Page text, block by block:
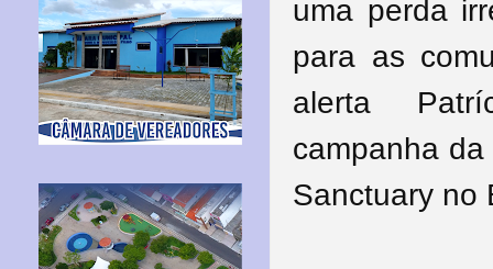
uma perda
para as
alerta
campanha
Sanctuary no